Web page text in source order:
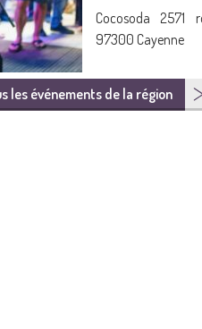
Cocosoda 2571
97300 Cayenne
les événements de la région